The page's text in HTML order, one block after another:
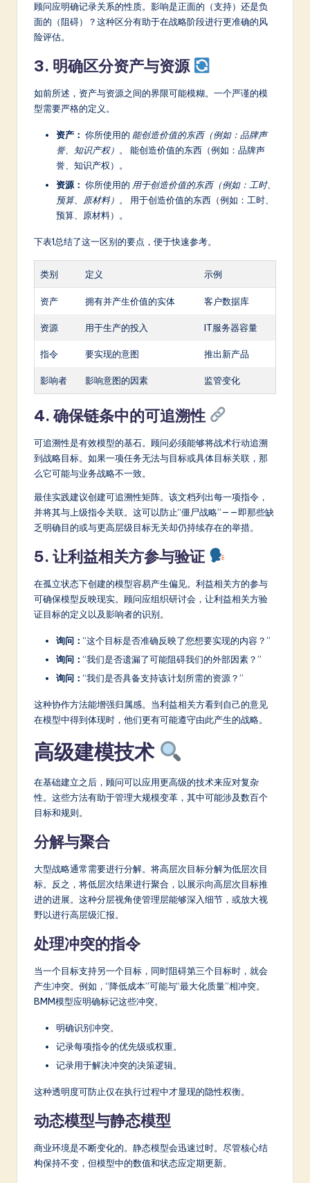
顾问应明确记录关系的性质。影响是正面的（支持）还是负
面的（阻碍）？这种区分有助于在战略阶段进行更准确的风
险评估。
3. 明确区分资产与资源
如前所述，资产与资源之间的界限可能模糊。一个严谨的模
型需要严格的定义。
资产： 你所使用的 能创造价值的东西（例如：品牌声
誉、知识产权）。
能创造价值的东西（例如：品牌声
誉、知识产权）。
资源： 你所使用的 用于创造价值的东西（例如：工时、
预算、原材料）。
用于创造价值的东西（例如：工时、
预算、原材料）。
下表1总结了这一区别的要点，便于快速参考。
类别 定义 示例
资产 拥有并产生价值的实体 客户数据库
资源 用于生产的投入 IT服务器容量
指令 要实现的意图 推出新产品
影响者 影响意图的因素 监管变化
4. 确保链条中的可追溯性
可追溯性是有效模型的基石。顾问必须能够将战术行动追溯
到战略目标。如果一项任务无法与目标或具体目标关联，那
么它可能与业务战略不一致。
最佳实践建议创建可追溯性矩阵。该文档列出每一项指令，
并将其与上级指令关联。这可以防止“僵尸战略”——即那些缺
乏明确目的或与更高层级目标无关却仍持续存在的举措。
5. 让利益相关方参与验证
在孤立状态下创建的模型容易产生偏见。利益相关方的参与
可确保模型反映现实。顾问应组织研讨会，让利益相关方验
证目标的定义以及影响者的识别。
询问：“这个目标是否准确反映了您想要实现的内容？”
询问：“我们是否遗漏了可能阻碍我们的外部因素？”
询问：“我们是否具备支持该计划所需的资源？”
这种协作方法能增强归属感。当利益相关方看到自己的意见
在模型中得到体现时，他们更有可能遵守由此产生的战略。
高级建模技术
在基础建立之后，顾问可以应用更高级的技术来应对复杂
性。这些方法有助于管理大规模变革，其中可能涉及数百个
目标和规则。
分解与聚合
大型战略通常需要进行分解。将高层次目标分解为低层次目
标。反之，将低层次结果进行聚合，以展示向高层次目标推
进的进展。这种分层视角使管理层能够深入细节，或放大视
野以进行高层级汇报。
处理冲突的指令
当一个目标支持另一个目标，同时阻碍第三个目标时，就会
产生冲突。例如，“降低成本”可能与“最大化质量”相冲突。
BMM模型应明确标记这些冲突。
明确识别冲突。
记录每项指令的优先级或权重。
记录用于解决冲突的决策逻辑。
这种透明度可防止仅在执行过程中才显现的隐性权衡。
动态模型与静态模型
商业环境是不断变化的。静态模型会迅速过时。尽管核心结
构保持不变，但模型中的数值和状态应定期更新。